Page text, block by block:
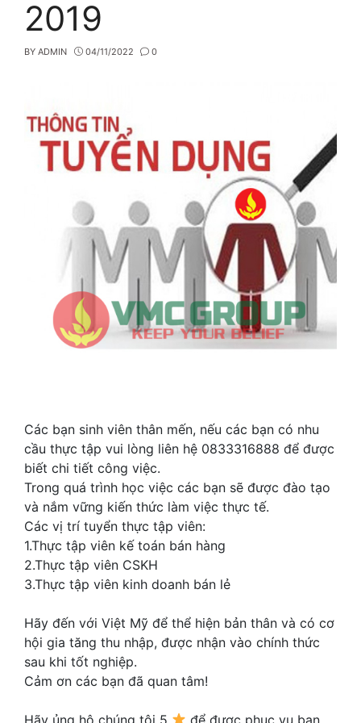
2019
BY ADMIN 04/11/2022 0
Các bạn sinh viên thân mến, nếu các bạn có nhu
cầu thực tập vui lòng liên hệ 0833316888 để được
biết chi tiết công việc.
Trong quá trình học việc các bạn sẽ được đào tạo
và nắm vững kiến thức làm việc thực tế.
Các vị trí tuyển thực tập viên:
1.Thực tập viên kế toán bán hàng
2.Thực tập viên CSKH
3.Thực tập viên kinh doanh bán lẻ
Hãy đến với Việt Mỹ để thể hiện bản thân và có cơ
hội gia tăng thu nhập, được nhận vào chính thức
sau khi tốt nghiệp.
Cảm ơn các bạn đã quan tâm!
Hãy ủng hộ chúng tôi 5 để được phục vụ bạn